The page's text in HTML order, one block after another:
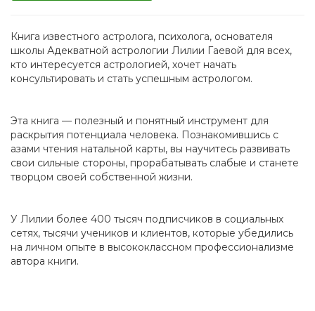
Книга известного астролога, психолога, основателя
школы Адекватной астрологии Лилии Гаевой для всех,
кто интересуется астрологией, хочет начать
консультировать и стать успешным астрологом.
Эта книга — полезный и понятный инструмент для
раскрытия потенциала человека. Познакомившись с
азами чтения натальной карты, вы научитесь развивать
свои сильные стороны, прорабатывать слабые и станете
творцом своей собственной жизни.
У Лилии более 400 тысяч подписчиков в социальных
сетях, тысячи учеников и клиентов, которые убедились
на личном опыте в высококлассном профессионализме
автора книги.